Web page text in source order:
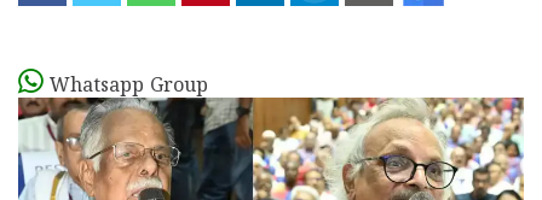
Whatsapp Group